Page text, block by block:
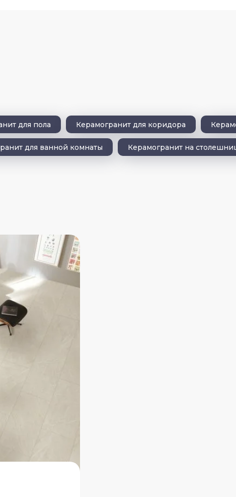
для пола Керамогранит для коридора
для ванной комнаты Керамогранит на